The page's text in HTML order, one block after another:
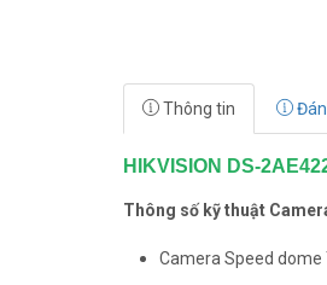
Thông tin
HIKVISION DS-
Thông số kỹ thuật
Camera Speed dome